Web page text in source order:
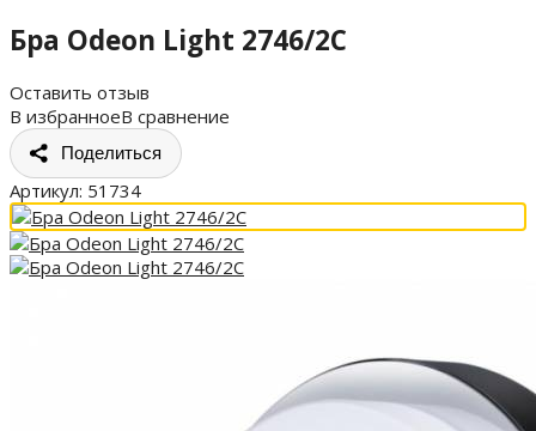
Бра Odeon Light 2746/2C
Оставить отзыв
В избранноеВ сравнение
Поделиться
Артикул: 51734